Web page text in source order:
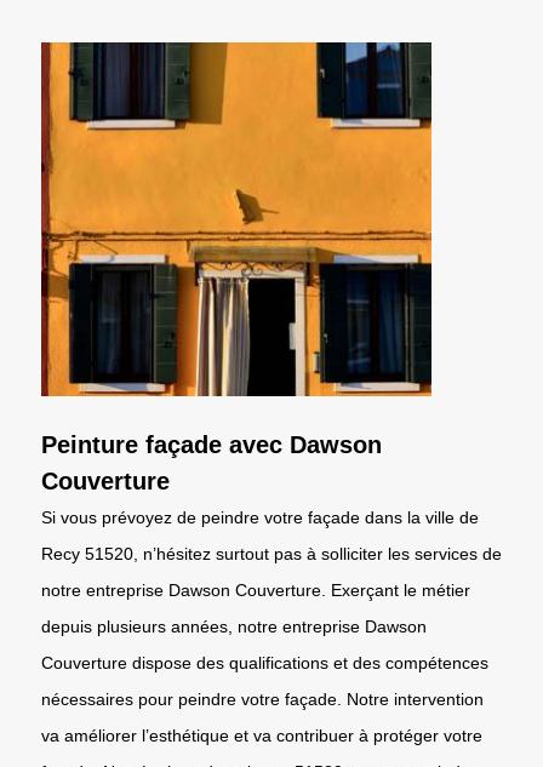
Peinture façade avec Dawson
Couverture
Si vous prévoyez de peindre votre façade dans la ville de
Recy 51520, n’hésitez surtout pas à solliciter les services de
notre entreprise Dawson Couverture. Exerçant le métier
depuis plusieurs années, notre entreprise Dawson
Couverture dispose des qualifications et des compétences
nécessaires pour peindre votre façade. Notre intervention
va améliorer l’esthétique et va contribuer à protéger votre